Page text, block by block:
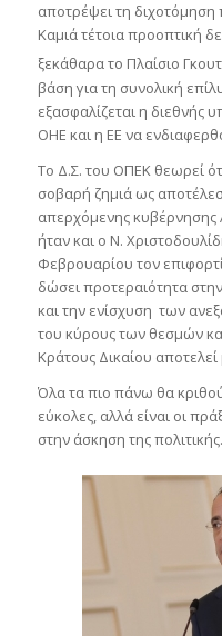
αποτρέψει τη
Καμιά τέτοια προοπτική
ξεκάθαρα το Πλαίσιο
βάση για τη συνολική
εξασφαλίζεται η διεθνής
ΟΗΕ και η ΕΕ να
Το Δ.Σ. του ΟΠΕΚ θεωρεί
σοβαρή ζημιά ως
απερχόμενης κυβέρνησης
ήταν και ο Ν.
Φεβρουαρίου τον
δώσει προτεραιότητα
και την ενίσχυση των
του κύρους των θεσμών
Κράτους Δικαίου
Όλα τα πιο πάνω θα
εύκολες, αλλά είναι οι
στην άσκηση της πολιτικής.